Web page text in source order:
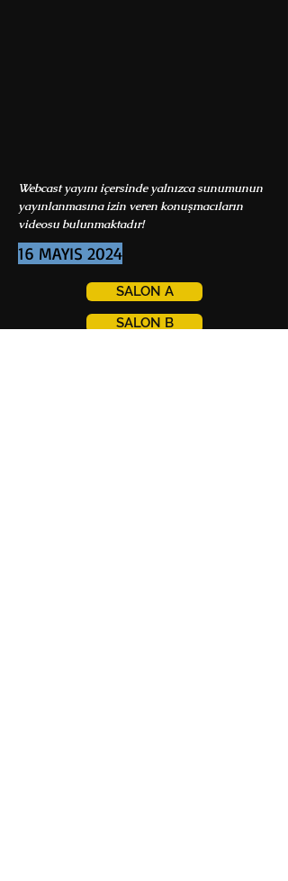
Webcast yayını içersinde yalnızca sunumunun
yayınlanmasına izin veren konuşmacıların
videosu bulunmaktadır!
16 MAYIS 2024
SALON A
SALON B